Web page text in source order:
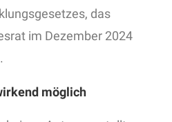
das
im Dezember 2024
möglich